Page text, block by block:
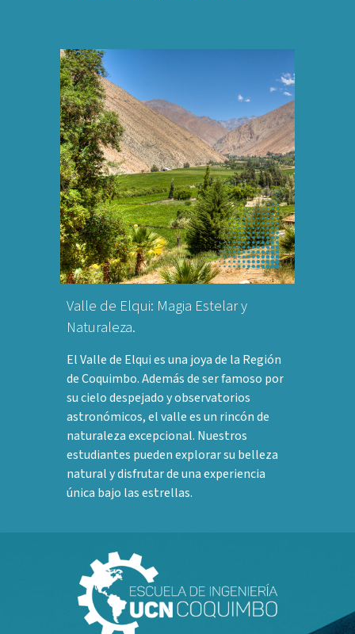
Valle de Elqui: Magia Estelar y
Naturaleza.
El Valle de Elqui es una joya de la Región
de Coquimbo. Además de ser famoso por
su cielo despejado y observatorios
astronómicos, el valle es un rincón de
naturaleza excepcional. Nuestros
estudiantes pueden explorar su belleza
natural y disfrutar de una experiencia
única bajo las estrellas.